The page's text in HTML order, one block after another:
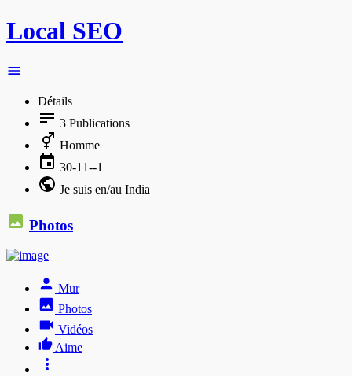
Local SEO
Détails
3 Publications
Homme
30-11--1
Je suis en/au India
Photos
Mur
Photos
Vidéos
Aime